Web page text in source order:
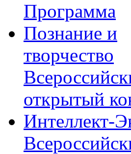
Программа
Познание и
творчество
открытый
Интеллект-